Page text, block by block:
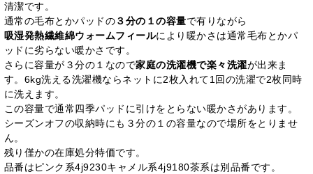
清潔です。
通常の毛布とかパッドの３分の１の容量で有りながら
吸湿発熱繊維綿ウォームフィールにより暖かさは通常毛布とかパ
ッドに劣らない暖かさです。
さらに容量が３分の１なので家庭の洗濯機で楽々洗濯が出来ま
す。6kg洗える洗濯機ならネットに2枚入れて1回の洗濯で2枚同時
に洗えます。
この容量で通常四季パッドに引けをとらない暖かさがあります。
シーズンオフの収納時にも３分の１の容量なので場所をとりませ
ん。
残り僅かの在庫処分特価です。
品番はピンク系4j9230キャメル系4j9180茶系は別品番です。